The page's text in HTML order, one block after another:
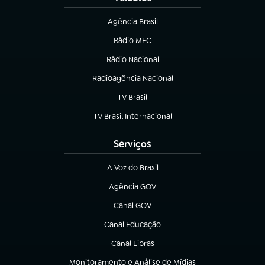
Agência Brasil
(abre em nova aba)
Rádio MEC
(abre em nova aba)
Rádio Nacional
Radioagência Nacional
(abre em nova aba)
TV Brasil
(abre em nova aba)
TV Brasil Internacional
(abre em nova aba)
Serviços
A Voz do Brasil
(abre em nova aba)
Agência GOV
(abre em nova aba)
Canal GOV
(abre em nova aba)
Canal Educação
(abre em nova aba)
Canal Libras
(abre em nova aba)
Monitoramento e Análise de Mídias